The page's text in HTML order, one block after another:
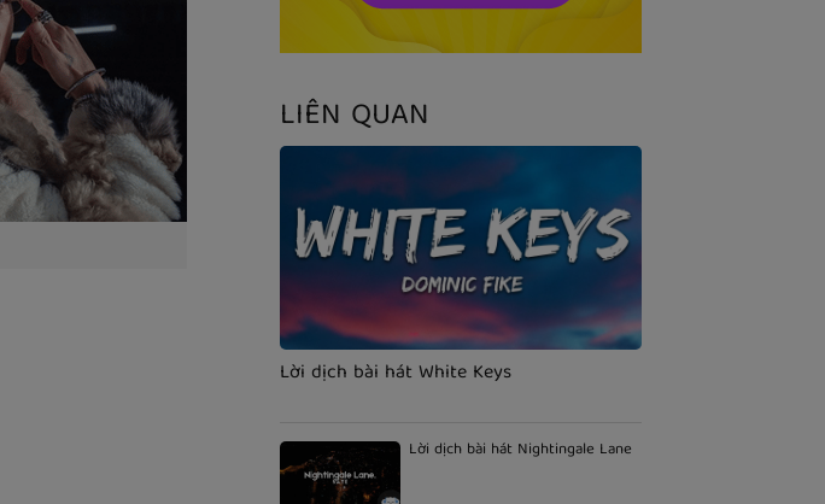
LIÊN QUAN
Lời dịch bài hát White Keys
Lời dịch bài hát Nightingale Lane